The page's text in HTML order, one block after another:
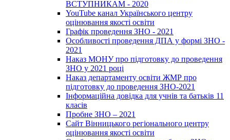
ВСТУПНИКАМ - 2020
YouTube канал Українського центру
оцінювання якості освіти
Графік проведення ЗНО - 2021
Особливості проведення ДПА у формі ЗНО -
2021
Наказ МОНУ про підготовку до проведення
ЗНО у 2021 році
Наказ департаменту освіти ЖМР про
підготовку до проведення ЗНО-2021
Інформаційна довідка для учнів та батьків 11
класів
Пробне ЗНО – 2021
Сайт Вінницького регіонального центру
оцінювання якості освіти